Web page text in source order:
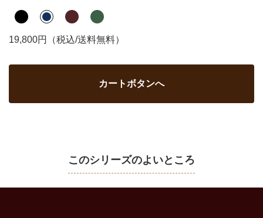
19,800円（税込/送料無料）
カートボタンへ
このシリーズのよいところ